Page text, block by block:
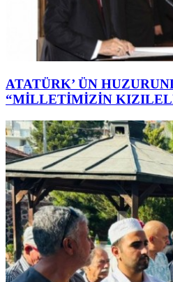
ATATÜRK’ ÜN
“MİLLETİMİZİN